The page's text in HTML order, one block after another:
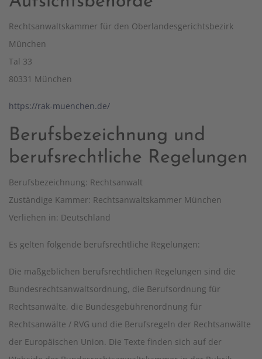
Rechtsanwaltskammer für den Oberlandesgerichtsbezirk
München
Tal 33
80331 München
https://rak-muenchen.de/
Berufsbezeichnung und
berufsrechtliche Regelungen
Berufsbezeichnung: Rechtsanwalt
Zuständige Kammer: Rechtsanwaltskammer München
Verliehen in: Deutschland
Es gelten folgende berufsrechtliche Regelungen:
Die maßgeblichen berufsrechtlichen Regelungen sind die
Bundesrechtsanwaltsordnung, die Berufsordnung für
Rechtsanwälte, die Bundesgebührenordnung für
Rechtsanwälte / RVG und die Berufsregeln der Rechtsanwälte
der Europäischen Union. Die Texte finden sich auf der